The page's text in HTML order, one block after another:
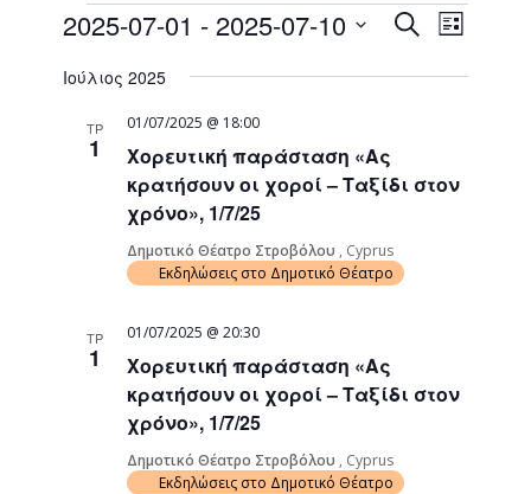
Events
SearchEvent
Views
List
2025-07-01 - 2025-07-10
date.
Ιούλιος 2025
ΤΡ
1
Χορευτική παράσταση «Ας
κρατήσουν οι χοροί – Ταξίδι στον
χρόνο», 1/7/25
01/07/2025 @ 18:00
Δημοτικό Θέατρο Στροβόλου , Cyprus
Εκδηλώσεις στο Δημοτικό Θέατρο
ΤΡ
1
Χορευτική παράσταση «Ας
κρατήσουν οι χοροί – Ταξίδι στον
χρόνο», 1/7/25
01/07/2025 @ 20:30
Δημοτικό Θέατρο Στροβόλου , Cyprus
Εκδηλώσεις στο Δημοτικό Θέατρο